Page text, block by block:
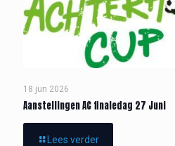
18 jun 2026
Aanstellingen AC finaledag 27 Juni
Lees verder